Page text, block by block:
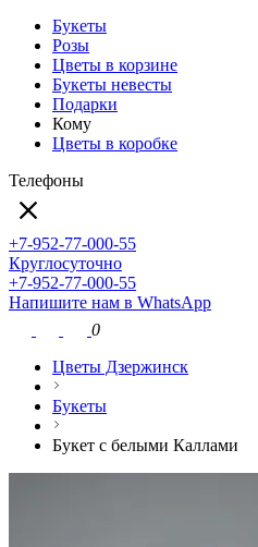
Букеты
Розы
Цветы в корзине
Букеты невесты
Подарки
Кому
Цветы в коробке
Телефоны
+7-952-77-000-55
Круглосуточно
+7-952-77-000-55
Напишите нам в WhatsApp
0
Цветы Дзержинск
Букеты
Букет с белыми Каллами